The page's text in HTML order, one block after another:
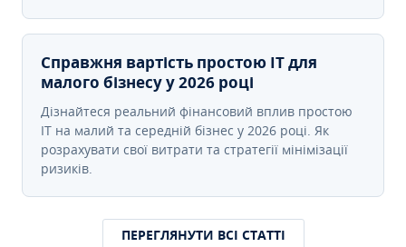
Справжня вартість простою IT для
малого бізнесу у 2026 році
Дізнайтеся реальний фінансовий вплив простою
IT на малий та середній бізнес у 2026 році. Як
розрахувати свої витрати та стратегії мінімізації
ризиків.
ПЕРЕГЛЯНУТИ ВСІ СТАТТІ